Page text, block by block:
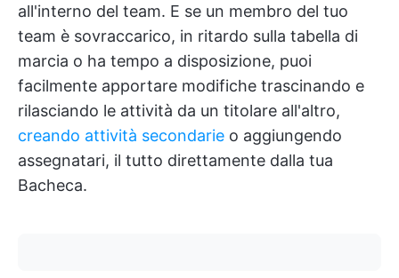
all'interno del team. E se un membro del tuo
team è sovraccarico, in ritardo sulla tabella di
marcia o ha tempo a disposizione, puoi
facilmente apportare modifiche trascinando e
rilasciando le attività da un titolare all'altro,
creando attività secondarie o aggiungendo
assegnatari, il tutto direttamente dalla tua
Bacheca.